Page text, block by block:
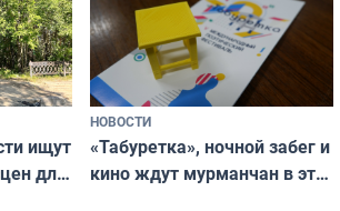
ищут
для
НОВОСТИ
«Табуретка», ночной забег и
кино ждут мурманчан в эти